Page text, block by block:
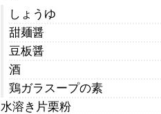
しょうゆ
甜麺醤
豆板醤
酒
鶏ガラスープの素
水溶き片栗粉